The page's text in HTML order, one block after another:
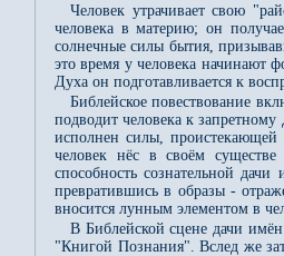
Человек утрачивает свою
человека в материю; он
солнечные силы бытия,
это время у человека начинают
Духа он подготавливается к
Библейское повествование
подводит человека к
исполнен силы,
человек нёс в своём
способность сознательной
превратившись в образы -
вносится лунным элементом в
В Библейской сцене дачи
"Книгой Познания". Вслед же